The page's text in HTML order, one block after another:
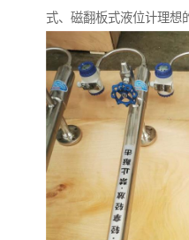
式、磁翻板式液位计理想